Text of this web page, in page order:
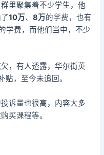
里聚集着不少学生，他
10万、8万的学费，也有
学费，而他们当中，不少
，有人透露，华尔街英
，至今未追回。
诉量也很高，内容大多
买课程等。